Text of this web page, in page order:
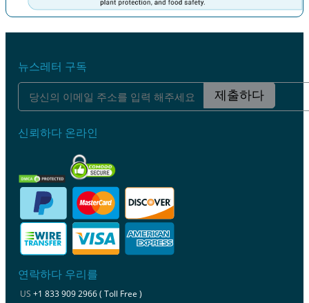
뉴스레터 구독
제출하다
신뢰하다 온라인
연락하다 우리를
US +1 833 909 2966 ( Toll Free )